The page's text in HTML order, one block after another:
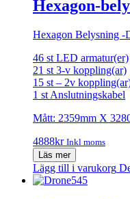
Hexagon-
Hexagon Belysning -
46 st LED armatur(er)
21 st 3-v koppling(ar)
15 st – 2v
1 st Anslutningskabel
Mått: 2359mm X
4888kr Inkl moms
Läs mer
Lägg till i varukorg